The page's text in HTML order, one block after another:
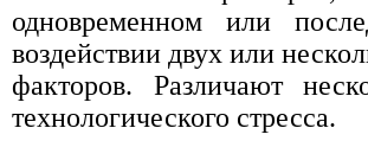
одновременном или
воздействии двух или
факторов. Различают
технологического стресса.